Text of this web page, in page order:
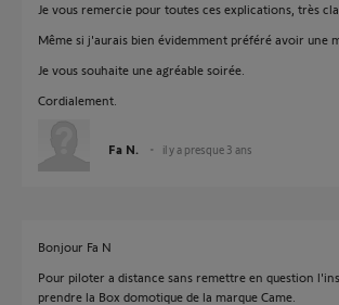
Je vous remercie pour toutes ces explications, très
Même si j'aurais bien évidemment préféré avoir une
Je vous souhaite une agréable soirée.
Cordialement.
Fa N. il y a presque 3 ans
Bonjour Fa N
Pour piloter a distance sans remettre en question
prendre la Box domotique de la marque Came.